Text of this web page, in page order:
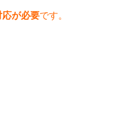
応が必要です。